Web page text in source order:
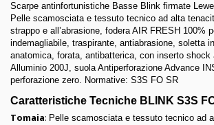
Scarpe antinfortunistiche Basse Blink firmate
Pelle scamosciata e tessuto tecnico ad alta
strappo e all’abrasione, fodera AIR FRESH 100%
indemagliabile, traspirante, antiabrasione, soletta
anatomica, forata, antibatterica, con inserto shock
Alluminio 200J, suola Antiperforazione Advance
perforazione zero. Normative: S3S FO SR
Caratteristiche Tecniche BLINK S3S
Tomaia: Pelle scamosciata e tessuto tecnico ad